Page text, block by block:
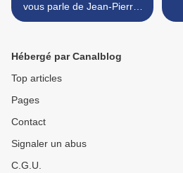
vous parle de Jean-Pierre,
mon nouveau compagnon
Hébergé par Canalblog
Top articles
Pages
Contact
Signaler un abus
C.G.U.